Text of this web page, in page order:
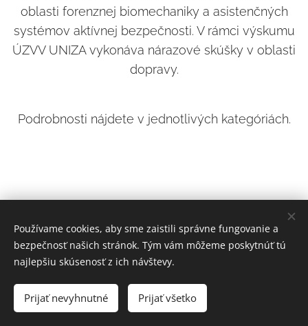
oblasti forenznej biomechaniky a asistenčných
systémov aktívnej bezpečnosti. V rámci výskumu
ÚZVV UNIZA vykonáva nárazové skúšky v oblasti
dopravy.
Podrobnosti nájdete v jednotlivých kategóriách.
Cookies
Používame cookies, aby sme zaistili správne fungovanie a
bezpečnosť našich stránok. Tým vám môžeme poskytnúť tú
najlepšiu skúsenosť z ich návštevy.
Prijať nevyhnutné Prijať všetko